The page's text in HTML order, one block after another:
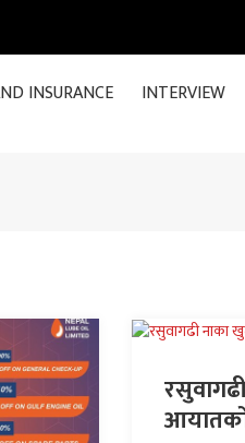
INSURANCE INTERVIEW